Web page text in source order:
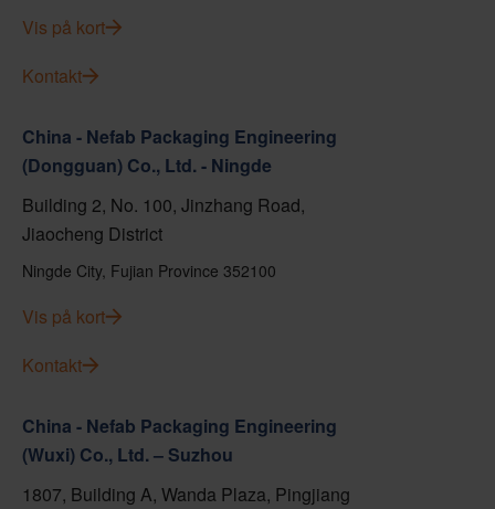
Vis på kort
Kontakt
China - Nefab Packaging Engineering
(Dongguan) Co., Ltd. - Ningde
Building 2, No. 100, Jinzhang Road,
Jiaocheng District
Ningde City, Fujian Province 352100
Vis på kort
Kontakt
China - Nefab Packaging Engineering
(Wuxi) Co., Ltd. – Suzhou
1807, Building A, Wanda Plaza, Pingjiang